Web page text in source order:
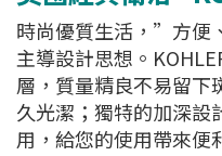
時尚優質生活，”方便
主導設計思想。
層，質量精良不易留下
久光潔；獨特的加深設
用，給您的使用帶來便